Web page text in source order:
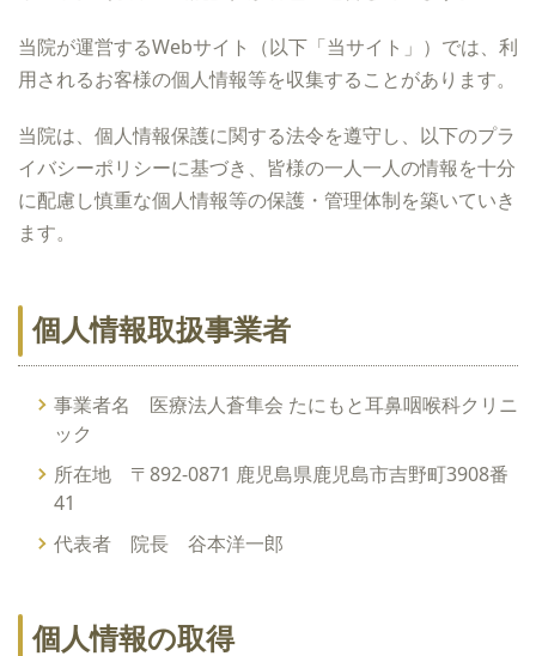
当院が運営するWebサイト（以下「当サイト」）では、利
用されるお客様の個人情報等を収集することがあります。
当院は、個人情報保護に関する法令を遵守し、以下のプラ
イバシーポリシーに基づき、皆様の一人一人の情報を十分
に配慮し慎重な個人情報等の保護・管理体制を築いていき
ます。
個人情報取扱事業者
事業者名 医療法人蒼隼会 たにもと耳鼻咽喉科クリニ
ック
所在地 〒892-0871 鹿児島県鹿児島市吉野町3908番
41
代表者 院長 谷本洋一郎
個人情報の取得